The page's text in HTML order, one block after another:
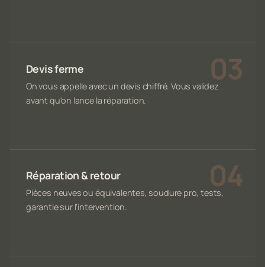
Devis ferme
On vous appelle avec un devis chiffré. Vous validez
avant qu'on lance la réparation.
Réparation & retour
Pièces neuves ou équivalentes, soudure pro, tests,
garantie sur l'intervention.